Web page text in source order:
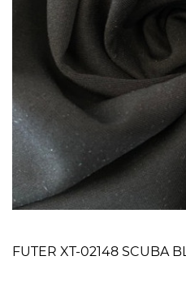
FUTER XT-02148 SCUBA